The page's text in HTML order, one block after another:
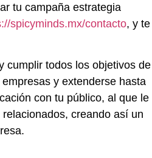
tu campaña estrategia
spicyminds.mx/contacto, y te
cumplir todos los objetivos de
y extenderse hasta
con tu público, al que le
creando así un